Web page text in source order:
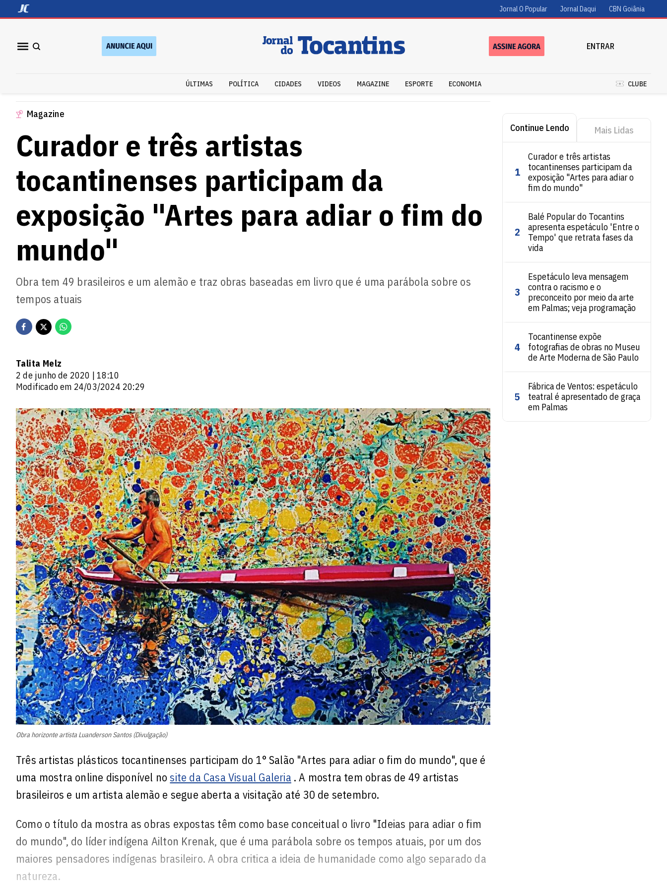
Jornal O Popular Jornal Daqui CBN Goiânia
ENTRAR
ÚLTIMAS POLÍTICA CIDADES VIDEOS MAGAZINE ESPORTE ECONOMIA CLUBE
Magazine
Curador e três artistas
tocantinenses participam da
exposição "Artes para adiar o fim do
mundo"
Obra tem 49 brasileiros e um alemão e traz obras baseadas em livro que é uma parábola sobre os
tempos atuais
Talita Melz
2 de junho de 2020 | 18:10
Modificado em 24/03/2024 20:29
Obra horizonte artista Luanderson Santos (Divulgação)
Três artistas plásticos tocantinenses participam do 1° Salão "Artes para adiar o fim do mundo", que é
uma mostra online disponível nosite da Casa Visual Galeria . A mostra tem obras de 49 artistas
brasileiros e um artista alemão e segue aberta a visitação até 30 de setembro.
Como o título da mostra as obras expostas têm como base conceitual o livro "Ideias para adiar o fim
do mundo", do líder indígena Ailton Krenak, que é uma parábola sobre os tempos atuais, por um dos
maiores pensadores indígenas brasileiro. A obra critica a ideia de humanidade como algo separado da
natureza.
Continue Lendo Mais Lidas
1
Curador e três artistas
tocantinenses participam da
exposição "Artes para adiar o
fim do mundo"
2
Balé Popular do Tocantins
apresenta espetáculo 'Entre o
Tempo' que retrata fases da
vida
3
Espetáculo leva mensagem
contra o racismo e o
preconceito por meio da arte
em Palmas; veja programação
4
Tocantinense expõe
fotografias de obras no Museu
de Arte Moderna de São Paulo
5
Fábrica de Ventos: espetáculo
teatral é apresentado de graça
em Palmas